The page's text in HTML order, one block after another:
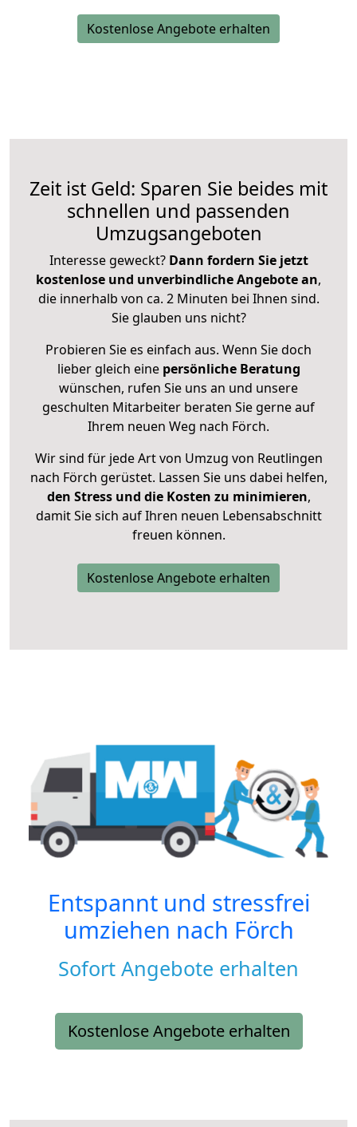
Kostenlose Angebote erhalten
Zeit ist Geld: Sparen Sie beides mit
schnellen und passenden
Umzugsangeboten
Interesse geweckt? Dann fordern Sie jetzt
kostenlose und unverbindliche Angebote an,
die innerhalb von ca. 2 Minuten bei Ihnen sind.
Sie glauben uns nicht?
Probieren Sie es einfach aus. Wenn Sie doch
lieber gleich eine persönliche Beratung
wünschen, rufen Sie uns an und unsere
geschulten Mitarbeiter beraten Sie gerne auf
Ihrem neuen Weg nach Förch.
Wir sind für jede Art von Umzug von Reutlingen
nach Förch gerüstet. Lassen Sie uns dabei helfen,
den Stress und die Kosten zu minimieren,
damit Sie sich auf Ihren neuen Lebensabschnitt
freuen können.
Kostenlose Angebote erhalten
Entspannt und stressfrei
umziehen nach Förch
Sofort Angebote erhalten
Kostenlose Angebote erhalten